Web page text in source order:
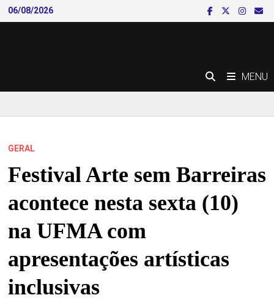
Skip
to
06/08/2026
MENU
GERAL
Festival Arte sem Barreiras
acontece nesta sexta (10)
na UFMA com
apresentações artísticas
inclusivas